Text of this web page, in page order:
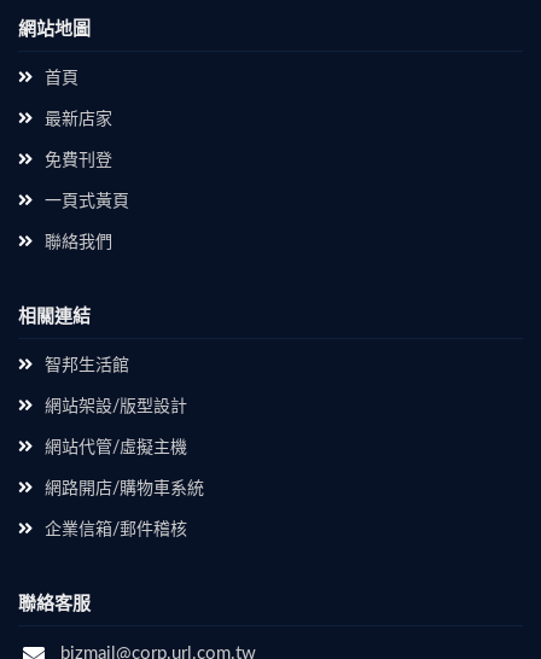
網站地圖
首頁
最新店家
免費刊登
一頁式黃頁
聯絡我們
相關連結
智邦生活館
網站架設/版型設計
網站代管/虛擬主機
網路開店/購物車系統
企業信箱/郵件稽核
聯絡客服
bizmail@corp.url.com.tw